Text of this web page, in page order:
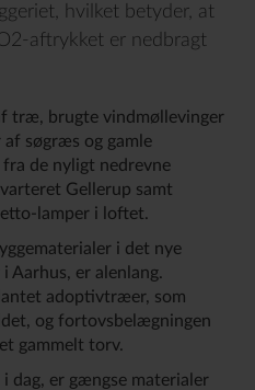
hvilket betyder, at
aftrykket er nedbragt
træ, brugte vindmøllevinger
søgræs og gamle
de nyligt nedrevne
Gellerup samt
lamper i loftet.
i det nye
Aarhus, er alenlang.
adoptivtræer, som
og fortovsbelægningen
gammelt torv.
dag, er gængse materialer